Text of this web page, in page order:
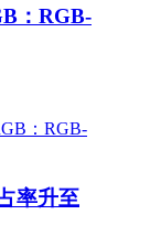
：RGB-
率升至